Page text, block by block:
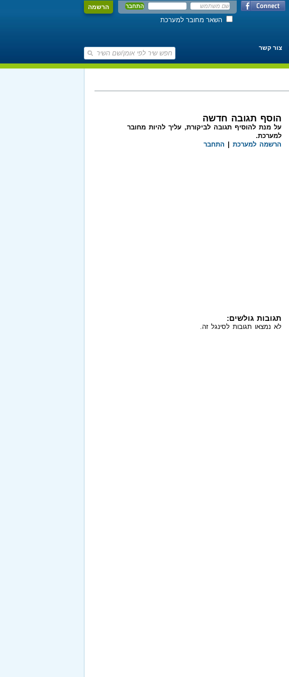
הרשמה
השאר מחובר למערכת
צור קשר
הוסף תגובה חדשה
על מנת להוסיף תגובה לביקורת, עליך להיות מחובר
למערכת.
הרשמה למערכת
התחבר
תגובות גולשים:
לא נמצאו תגובות לסינגל זה.